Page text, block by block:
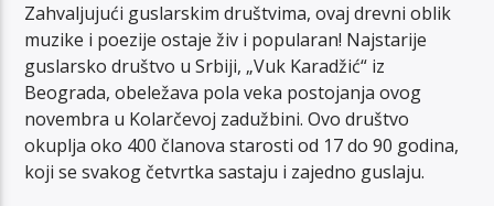
RADIO FUTOG UŽIVO
RADIO FUTOG KRAJINA
Zahvaljujući guslarskim društvima, ovaj drevni oblik
muzike i poezije ostaje živ i popularan! Najstarije
guslarsko društvo u Srbiji, „Vuk Karadžić“ iz
Beograda, obeležava pola veka postojanja ovog
novembra u Kolarčevoj zadužbini. Ovo društvo
okuplja oko 400 članova starosti od 17 do 90 godina,
koji se svakog četvrtka sastaju i zajedno guslaju.